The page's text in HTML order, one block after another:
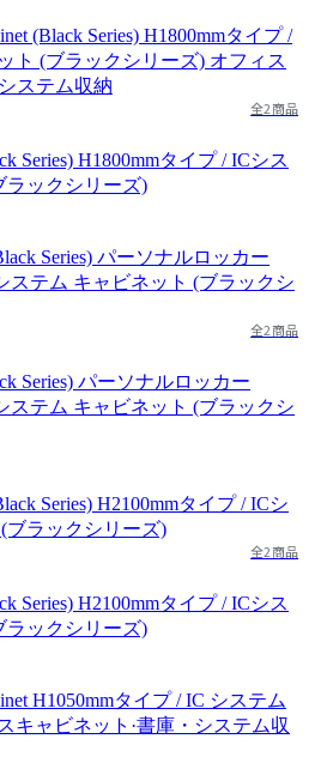
全2商品
Series) H1800mmタイプ / ICシス
ラックシリーズ)
全2商品
Series) パーソナルロッカー
ステム キャビネット (ブラックシ
全2商品
Series) H2100mmタイプ / ICシス
ラックシリーズ)